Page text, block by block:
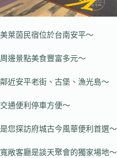
美萊茵民宿位於台南安平～
周邊景點美食豐富多元～
鄰近安平老街、古堡、漁光島～
交通便利停車方便～
是您探訪府城古今風華便利首選～
寬敞客廳是談天聚會的獨家場地～